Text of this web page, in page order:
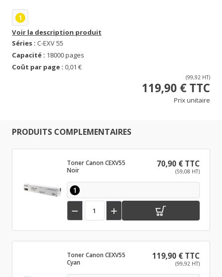
1
Voir la description produit
Séries : C-EXV 55
Capacité : 18000 pages
Coût par page : 0,01 €
(99,92 HT)
119,90 € TTC
Prix unitaire
PRODUITS COMPLEMENTAIRES
Toner Canon CEXV55
Noir
70,90 € TTC
(59,08 HT)
1
 
Toner Canon CEXV55
Cyan
119,90 € TTC
(99,92 HT)